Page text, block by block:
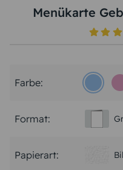
Menükarte
Farbe:
Format:
Papierart: